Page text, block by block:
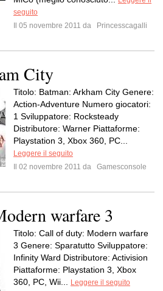
seguito
Il 05 novembre 2011 da
Princesscagalli
City
Titolo: Batman: Arkham City Genere:
Action-Adventure Numero giocatori:
1 Sviluppatore: Rocksteady
Distributore: Warner Piattaforme:
Playstation 3, Xbox 360, PC...
Leggere il seguito
Il 02 novembre 2011 da
Gamesconsole
warfare 3
Titolo: Call of duty: Modern warfare
3 Genere: Sparatutto Sviluppatore:
Infinity Ward Distributore: Activision
Piattaforme: Playstation 3, Xbox
360, PC, Wii...
Leggere il seguito